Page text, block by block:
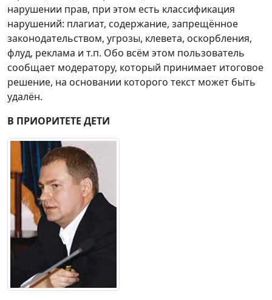
нарушении прав, при этом есть классификация
нарушений: плагиат, содержание, запрещённое
законодательством, угрозы, клевета, оскорбления,
флуд, реклама и т.п. Обо всём этом пользователь
сообщает модератору, который принимает итоговое
решение, на основании которого текст может быть
удалён.
В ПРИОРИТЕТЕ ДЕТИ